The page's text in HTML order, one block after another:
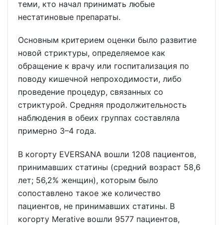
теми, кто начал принимать любые
нестатиновые препараты.
Основным критерием оценки было развитие
новой стриктуры, определяемое как
обращение к врачу или госпитализация по
поводу кишечной непроходимости, либо
проведение процедур, связанных со
стриктурой. Средняя продолжительность
наблюдения в обеих группах составляла
примерно 3–4 года.
В когорту EVERSANA вошли 1208 пациентов,
принимавших статины (средний возраст 58,6
лет; 56,2% женщин), которым было
сопоставлено такое же количество
пациентов, не принимавших статины. В
когорту Merative вошли 9577 пациентов,